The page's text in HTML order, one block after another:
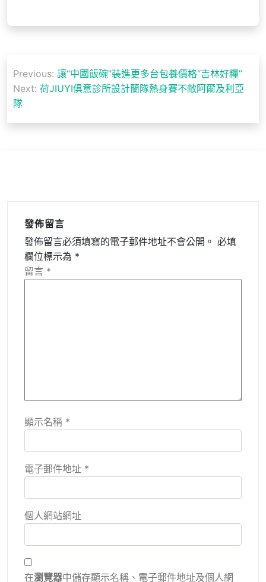
章
導
覽
Previous: 讓“中國飯碗”裝進更多台包養價格“吉林好糧”
Next: 荷JIUYI俱意診所設計蘭隊熱身賽不敵阿爾及利亞
隊
發佈留言
發佈留言必須填寫的電子郵件地址不會公開。 必填
欄位標示為 *
留言 *
顯示名稱 *
電子郵件地址 *
個人網站網址
在瀏覽器中儲存顯示名稱、電子郵件地址及個人網